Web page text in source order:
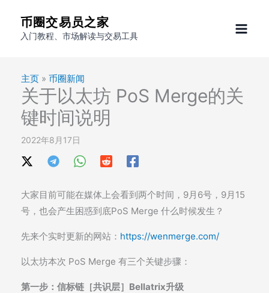
币圈交易员之家
入门教程、市场解读与交易工具
主页 » 币圈新闻
关于以太坊 PoS Merge的关
键时间说明
2022年8月17日
大家目前可能在媒体上会看到两个时间，9月6号，9月15
号，也会产生困惑到底PoS Merge 什么时候发生？
先来个实时更新的网站： https://wenmerge.com/
以太坊本次 PoS Merge 有三个关键步骤：
第一步：信标链［共识层］Bellatrix升级